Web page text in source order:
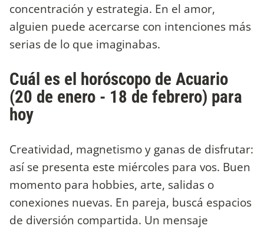
concentración y estrategia. En el amor,
alguien puede acercarse con intenciones más
serias de lo que imaginabas.
Cuál es el horóscopo de Acuario
(20 de enero - 18 de febrero) para
hoy
Creatividad, magnetismo y ganas de disfrutar:
así se presenta este miércoles para vos. Buen
momento para hobbies, arte, salidas o
conexiones nuevas. En pareja, buscá espacios
de diversión compartida. Un mensaje